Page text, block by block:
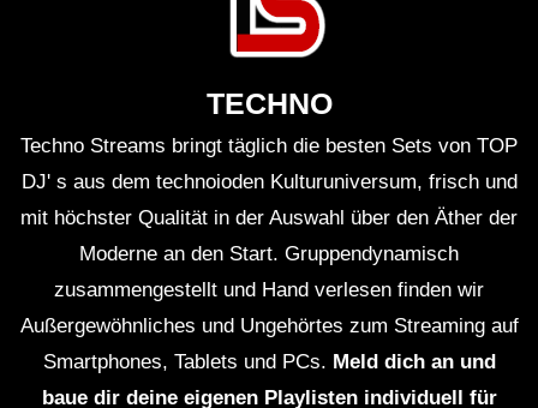
GEFÜHLSTEKK SET 9 • [S.M.] •
MOSHTEKK U.V.A
[TEASER] • GEFÜHLSTEKK SET 9 •
[S.M.] • 2022 [HARDTEKK]
GEFÜHLSTEKK SET TEIL 8 • [S.M.] •
ROLEXZ,
RETEID,HETZER,CHRISTEKK UVA
GEFÜHLSTEKK SET • TEIL 6 • [S.M.] •
TECHNO
Techno Streams bringt täglich die besten Sets von TOP
DJ' s aus dem technoioden Kulturuniversum, frisch und
mit höchster Qualität in der Auswahl über den Äther der
Moderne an den Start. Gruppendynamisch
zusammengestellt und Hand verlesen finden wir
Außergewöhnliches und Ungehörtes zum Streaming auf
Smartphones, Tablets und PCs. Meld dich an und
baue dir deine eigenen Playlisten individuell für